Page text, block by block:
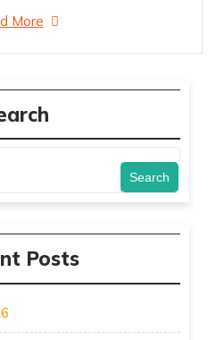
More
Search
Posts